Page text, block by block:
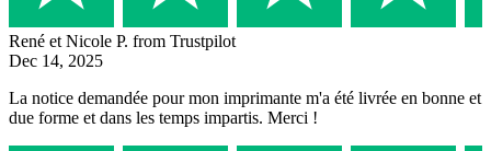
René et Nicole P. from Trustpilot
Dec 14, 2025
La notice demandée pour mon imprimante m'a été livrée en bonne et
due forme et dans les temps impartis. Merci !